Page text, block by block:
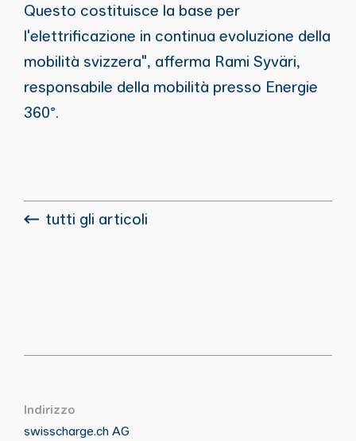
Questo costituisce la base per
l'elettrificazione in continua evoluzione della
mobilità svizzera", afferma Rami Syväri,
responsabile della mobilità presso Energie
360°.
tutti gli articoli
Indirizzo
swisscharge.ch AG